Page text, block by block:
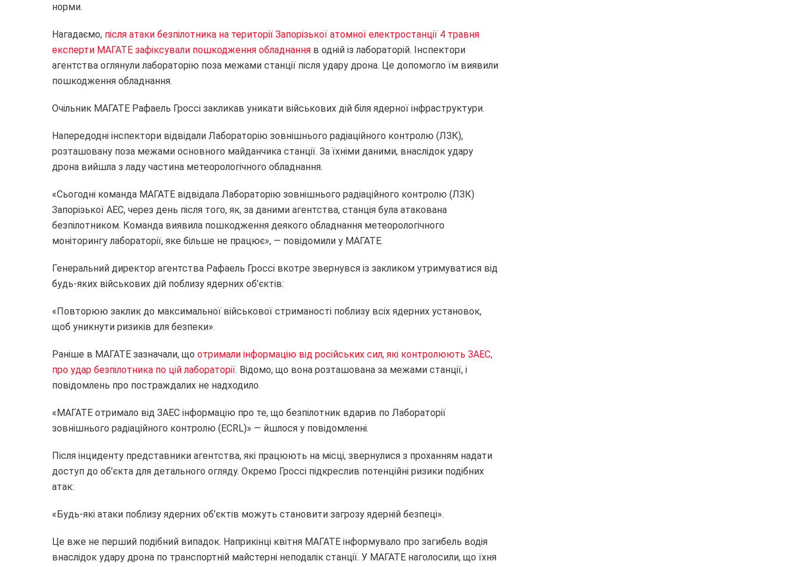
норми.
Нагадаємо, після атаки безпілотника на території Запорізької атомної електростанції 4 травня
експерти МАГАТЕ зафіксували пошкодження обладнання в одній із лабораторій. Інспектори
агентства оглянули лабораторію поза межами станції після удару дрона. Це допомогло їм виявили
пошкодження обладнання.
Очільник МАГАТЕ Рафаель Гроссі закликав уникати військових дій біля ядерної інфраструктури.
Напередодні інспектори відвідали Лабораторію зовнішнього радіаційного контролю (ЛЗК),
розташовану поза межами основного майданчика станції. За їхніми даними, внаслідок удару
дрона вийшла з ладу частина метеорологічного обладнання.
«Сьогодні команда МАГАТЕ відвідала Лабораторію зовнішнього радіаційного контролю (ЛЗК)
Запорізької АЕС, через день після того, як, за даними агентства, станція була атакована
безпілотником. Команда виявила пошкодження деякого обладнання метеорологічного
моніторингу лабораторії, яке більше не працює», — повідомили у МАГАТЕ.
Генеральний директор агентства Рафаель Гроссі вкотре звернувся із закликом утримуватися від
будь-яких військових дій поблизу ядерних об’єктів:
«Повторюю заклик до максимальної військової стриманості поблизу всіх ядерних установок,
щоб уникнути ризиків для безпеки».
Раніше в МАГАТЕ зазначали, що отримали інформацію від російських сил, які контролюють ЗАЕС,
про удар безпілотника по цій лабораторії. Відомо, що вона розташована за межами станції, і
повідомлень про постраждалих не надходило.
«МАГАТЕ отримало від ЗАЕС інформацію про те, що безпілотник вдарив по Лабораторії
зовнішнього радіаційного контролю (ECRL)» — йшлося у повідомленні.
Після інциденту представники агентства, які працюють на місці, звернулися з проханням надати
доступ до об’єкта для детального огляду. Окремо Гроссі підкреслив потенційні ризики подібних
атак:
«Будь-які атаки поблизу ядерних об’єктів можуть становити загрозу ядерній безпеці».
Це вже не перший подібний випадок. Наприкінці квітня МАГАТЕ інформувало про загибель водія
внаслідок удару дрона по транспортній майстерні неподалік станції. У МАГАТЕ наголосили, що їхня